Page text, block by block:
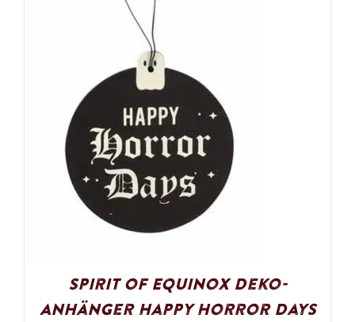
Spirit of Equinox Deko-
Anhänger Happy Horror Days